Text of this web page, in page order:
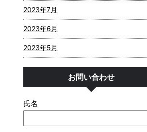
2023年7月
2023年6月
2023年5月
お問い合わせ
氏名